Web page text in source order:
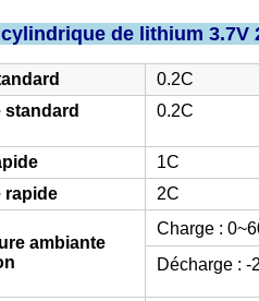
de lithium 3.7V
0.2C
standard 0.2C
1C
rapide
2C
ambiante
Charge :
Décharge :